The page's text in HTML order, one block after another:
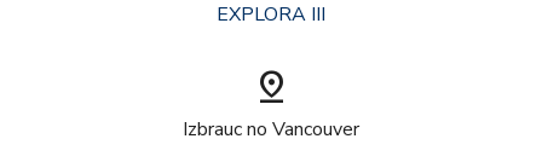
EXPLORA III
pin_drop
Izbrauc no Vancouver